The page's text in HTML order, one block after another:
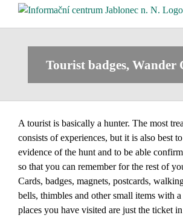
Tourist badges,
A tourist is basically a hunter. The most
consists of experiences, but it is also best
evidence of the hunt and to be able
so that you can remember for the rest of
Cards, badges, magnets, postcards,
bells, thimbles and other small items with
places you have visited are just the ticket